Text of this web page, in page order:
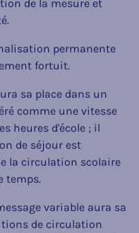
de la mesure et
permanente
fortuit.
sa place dans un
comme une vitesse
heures d'école ; il
de séjour est
la circulation scolaire
temps.
variable aura sa
de circulation